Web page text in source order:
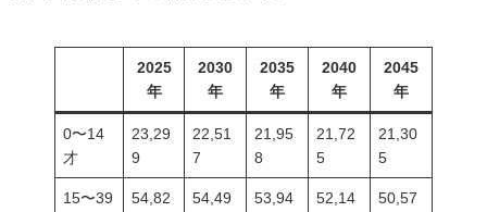
2025
年
2030
年
2035
年
2040
年
2045
年
0〜14
才
23,29
9
22,51
7
21,95
8
21,72
5
21,30
5
15〜39
54,82
54,49
53,94
52,14
50,57